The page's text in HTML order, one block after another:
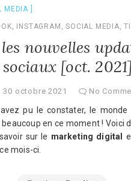
MEDIA
, INSTAGRAM ,SOCIAL MEDIA,
les nouvelles
[oct. 2021]
30 octobre 2021 No
pu le constater, le monde
en ce moment ! Voici
sur le marketing digital
mois-ci.